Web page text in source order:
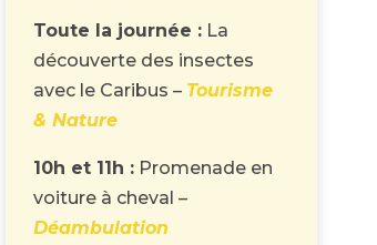
Toute la journée :La
découverte des insectes
avec le Caribus – Tourisme
& Nature
10h et 11h :Promenade en
voiture à cheval –
Déambulation